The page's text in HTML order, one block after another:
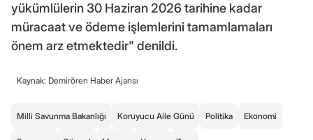
yükümlülerin 30 Haziran 2026 tarihine kadar
müracaat ve ödeme işlemlerini tamamlamaları
önem arz etmektedir" denildi.
Kaynak: Demirören Haber Ajansı
Milli Savunma Bakanlığı Koruyucu Aile Günü Politika Ekonomi